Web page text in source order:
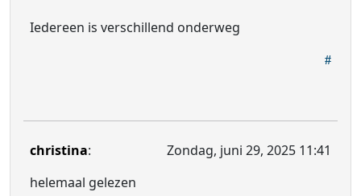
Iedereen is verschillend onderweg
christina:
Zondag, juni 29, 2025 11:41
helemaal gelezen